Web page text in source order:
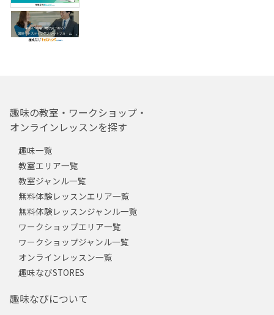
趣味の教室・ワークショップ・
オンラインレッスンを探す
趣味一覧
教室エリア一覧
教室ジャンル一覧
無料体験レッスンエリア一覧
無料体験レッスンジャンル一覧
ワークショップエリア一覧
ワークショップジャンル一覧
オンラインレッスン一覧
趣味なびSTORES
趣味なびについて